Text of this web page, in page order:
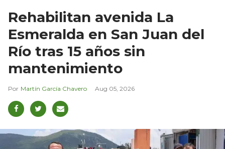
Rehabilitan avenida La
Esmeralda en San Juan del
Río tras 15 años sin
mantenimiento
Martín García Chavero Aug 05, 2026